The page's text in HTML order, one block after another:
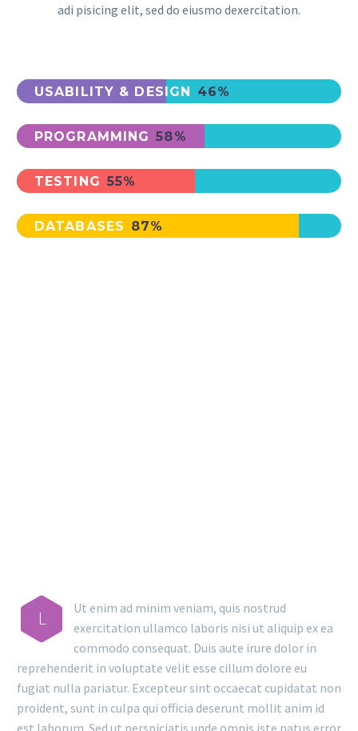
adi pisicing elit, sed do eiusmo dexercitation.
USABILITY & DESIGN 46%
PROGRAMMING 58%
TESTING 55%
DATABASES 87%
L
Ut enim ad minim veniam, quis nostrud
exercitation ullamco laboris nisi ut aliquip ex ea
commodo consequat. Duis aute irure dolor in
reprehenderit in voluptate velit esse cillum dolore eu
fugiat nulla pariatur. Excepteur sint occaecat cupidatat non
proident, sunt in culpa qui officia deserunt mollit anim id
est laborum. Sed ut perspiciatis unde omnis iste natus error